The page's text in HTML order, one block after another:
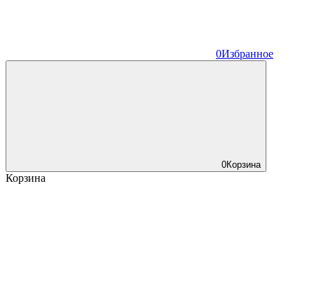
0Избранное
0Корзина
Корзина